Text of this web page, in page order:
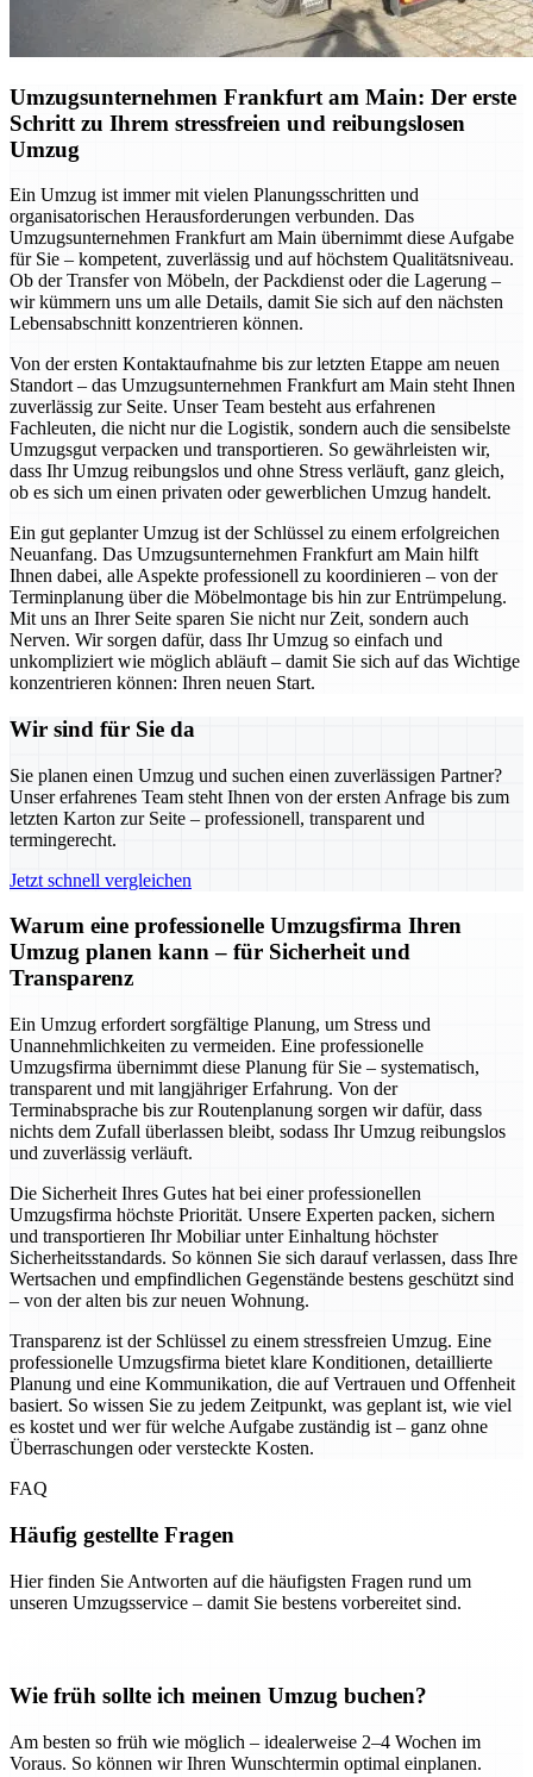
Umzugsunternehmen Frankfurt am Main: Der erste
Schritt zu Ihrem stressfreien und reibungslosen
Umzug
Ein Umzug ist immer mit vielen Planungsschritten und
organisatorischen Herausforderungen verbunden. Das
Umzugsunternehmen Frankfurt am Main übernimmt diese Aufgabe
für Sie – kompetent, zuverlässig und auf höchstem Qualitätsniveau.
Ob der Transfer von Möbeln, der Packdienst oder die Lagerung –
wir kümmern uns um alle Details, damit Sie sich auf den nächsten
Lebensabschnitt konzentrieren können.
Von der ersten Kontaktaufnahme bis zur letzten Etappe am neuen
Standort – das Umzugsunternehmen Frankfurt am Main steht Ihnen
zuverlässig zur Seite. Unser Team besteht aus erfahrenen
Fachleuten, die nicht nur die Logistik, sondern auch die sensibelste
Umzugsgut verpacken und transportieren. So gewährleisten wir,
dass Ihr Umzug reibungslos und ohne Stress verläuft, ganz gleich,
ob es sich um einen privaten oder gewerblichen Umzug handelt.
Ein gut geplanter Umzug ist der Schlüssel zu einem erfolgreichen
Neuanfang. Das Umzugsunternehmen Frankfurt am Main hilft
Ihnen dabei, alle Aspekte professionell zu koordinieren – von der
Terminplanung über die Möbelmontage bis hin zur Entrümpelung.
Mit uns an Ihrer Seite sparen Sie nicht nur Zeit, sondern auch
Nerven. Wir sorgen dafür, dass Ihr Umzug so einfach und
unkompliziert wie möglich abläuft – damit Sie sich auf das Wichtige
konzentrieren können: Ihren neuen Start.
Wir sind für Sie da
Sie planen einen Umzug und suchen einen zuverlässigen Partner?
Unser erfahrenes Team steht Ihnen von der ersten Anfrage bis zum
letzten Karton zur Seite – professionell, transparent und
termingerecht.
Jetzt schnell vergleichen
Warum eine professionelle Umzugsfirma Ihren
Umzug planen kann – für Sicherheit und
Transparenz
Ein Umzug erfordert sorgfältige Planung, um Stress und
Unannehmlichkeiten zu vermeiden. Eine professionelle
Umzugsfirma übernimmt diese Planung für Sie – systematisch,
transparent und mit langjähriger Erfahrung. Von der
Terminabsprache bis zur Routenplanung sorgen wir dafür, dass
nichts dem Zufall überlassen bleibt, sodass Ihr Umzug reibungslos
und zuverlässig verläuft.
Die Sicherheit Ihres Gutes hat bei einer professionellen
Umzugsfirma höchste Priorität. Unsere Experten packen, sichern
und transportieren Ihr Mobiliar unter Einhaltung höchster
Sicherheitsstandards. So können Sie sich darauf verlassen, dass Ihre
Wertsachen und empfindlichen Gegenstände bestens geschützt sind
– von der alten bis zur neuen Wohnung.
Transparenz ist der Schlüssel zu einem stressfreien Umzug. Eine
professionelle Umzugsfirma bietet klare Konditionen, detaillierte
Planung und eine Kommunikation, die auf Vertrauen und Offenheit
basiert. So wissen Sie zu jedem Zeitpunkt, was geplant ist, wie viel
es kostet und wer für welche Aufgabe zuständig ist – ganz ohne
Überraschungen oder versteckte Kosten.
FAQ
Häufig gestellte Fragen
Hier finden Sie Antworten auf die häufigsten Fragen rund um
unseren Umzugsservice – damit Sie bestens vorbereitet sind.
Wie früh sollte ich meinen Umzug buchen?
Am besten so früh wie möglich – idealerweise 2–4 Wochen im
Voraus. So können wir Ihren Wunschtermin optimal einplanen.